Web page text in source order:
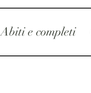
Abiti e completi